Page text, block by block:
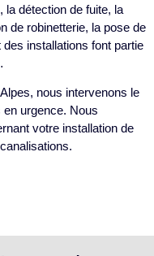
la détection de fuite, la
de robinetterie, la pose de
installations font partie
nous intervenons le
urgence. Nous
votre installation de